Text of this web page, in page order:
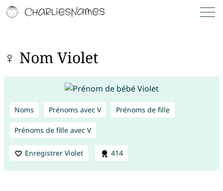
♀ Nom Violet
Noms Prénoms avec V Prénoms de fille
Prénoms de fille avec V
Enregistrer Violet 414